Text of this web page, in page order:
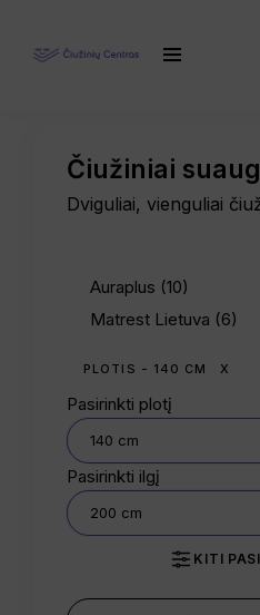
Čiužiniai
Dviguliai, vienguliai
Auraplus (10)
Matrest Lietuva (6)
PLOTIS - 140 CM X
Pasirinkti plotį
Pasirinkti ilgį
KITI